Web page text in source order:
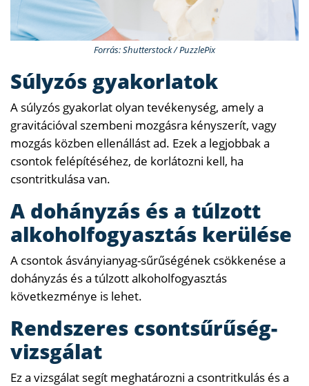
Forrás: Shutterstock / PuzzlePix
Súlyzós gyakorlatok
A súlyzós gyakorlat olyan tevékenység, amely a
gravitációval szembeni mozgásra kényszerít, vagy
mozgás közben ellenállást ad. Ezek a legjobbak a
csontok felépítéséhez, de korlátozni kell, ha
csontritkulása van.
A dohányzás és a túlzott
alkoholfogyasztás kerülése
A csontok ásványianyag-sűrűségének csökkenése a
dohányzás és a túlzott alkoholfogyasztás
következménye is lehet.
Rendszeres csontsűrűség-
vizsgálat
Ez a vizsgálat segít meghatározni a csontritkulás és a